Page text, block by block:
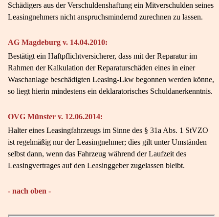
Schädigers aus der Verschuldenshaftung ein Mitverschulden seines
Leasingnehmers nicht anspruchsmindernd zurechnen zu lassen.
AG Magdeburg v. 14.04.2010:
Bestätigt ein Haftpflichtversicherer, dass mit der Reparatur im
Rahmen der Kalkulation der Reparaturschäden eines in einer
Waschanlage beschädigten Leasing-Lkw begonnen werden könne,
so liegt hierin mindestens ein deklaratorisches Schuldanerkenntnis.
OVG Münster v. 12.06.2014:
Halter eines Leasingfahrzeugs im Sinne des § 31a Abs. 1 StVZO
ist regelmäßig nur der Leasingnehmer; dies gilt unter Umständen
selbst dann, wenn das Fahrzeug während der Laufzeit des
Leasingvertrages auf den Leasinggeber zugelassen bleibt.
- nach oben -